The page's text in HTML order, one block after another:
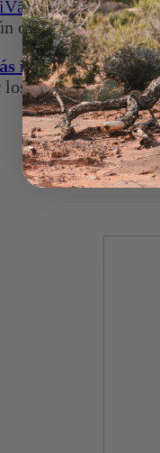
Collagen®
otro lugar!
información
resultados.
Disfruta